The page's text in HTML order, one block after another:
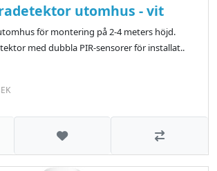
utomhus - vit
för montering på 2-4 meters höjd.
med dubbla PIR-sensorer för installat..
Lägg till i önskelistanJämför